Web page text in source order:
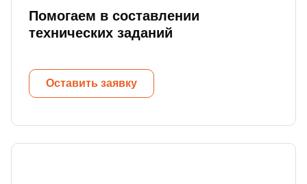
Помогаем в составлении
технических заданий
Оставить заявку